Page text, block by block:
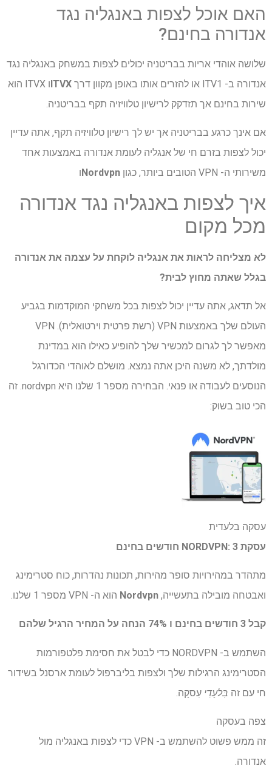
האם אוכל לצפות באנגליה נגד
אנדורה בחינם?
שלושה אוהדי אריות בבריטניה יכולים לצפות במשחק באנגליה נגד
אנדורה ב- ITV1 או להזרים אותו באופן מקוון דרך
ITVX
ו ITVX הוא
שירות בחינם אך תזדקק לרישיון טלוויזיה תקף בבריטניה.
אם אינך כרגע בבריטניה אך יש לך רישיון טלוויזיה תקף, אתה עדיין
יכול לצפות בזרם חי של אנגליה לעומת אנדורה באמצעות אחד
משירותי ה- VPN הטובים ביותר, כגון
Nordvpn ו
איך לצפות באנגליה נגד אנדורה
מכל מקום
לא מצליחה לראות את אנגליה לוקחת על עצמה את אנדורה
בגלל שאתה מחוץ לבית?
אל תדאג, אתה עדיין יכול לצפות בכל משחקי המוקדמות בגביע
העולם שלך באמצעות VPN (רשת פרטית וירטואלית). VPN
מאפשר לך לגרום למכשיר שלך להופיע כאילו הוא במדינת
מולדתך, לא משנה היכן אתה נמצא. מושלם לאוהדי הכדורגל
הנוסעים לעבודה או פנאי. הבחירה מספר 1 שלנו היא nordvpn. זה
הכי טוב בשוק:
עסקה בלעדית
עסקת NORDVPN: 3 חודשים בחינם
מתהדר במהירויות סופר מהירות, תכונות נהדרות, כוח סטרימינג
ואבטחה מובילה בתעשייה, Nordvpn הוא ה- VPN מספר 1 שלנו.
קבל 3 חודשים בחינם ו 74% הנחה על המחיר הרגיל שלהם
השתמש ב- NORDVPN כדי לבטל את חסימת פלטפורמות
הסטרימינג הרגילות שלך ולצפות בליברפול לעומת ארסנל בשידור
חי עם זה בִּלעָדִי עִסקָה.
צפה בעסקה
זה ממש פשוט להשתמש ב- VPN כדי לצפות באנגליה מול
אנדורה.